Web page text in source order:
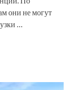
они не могут
…